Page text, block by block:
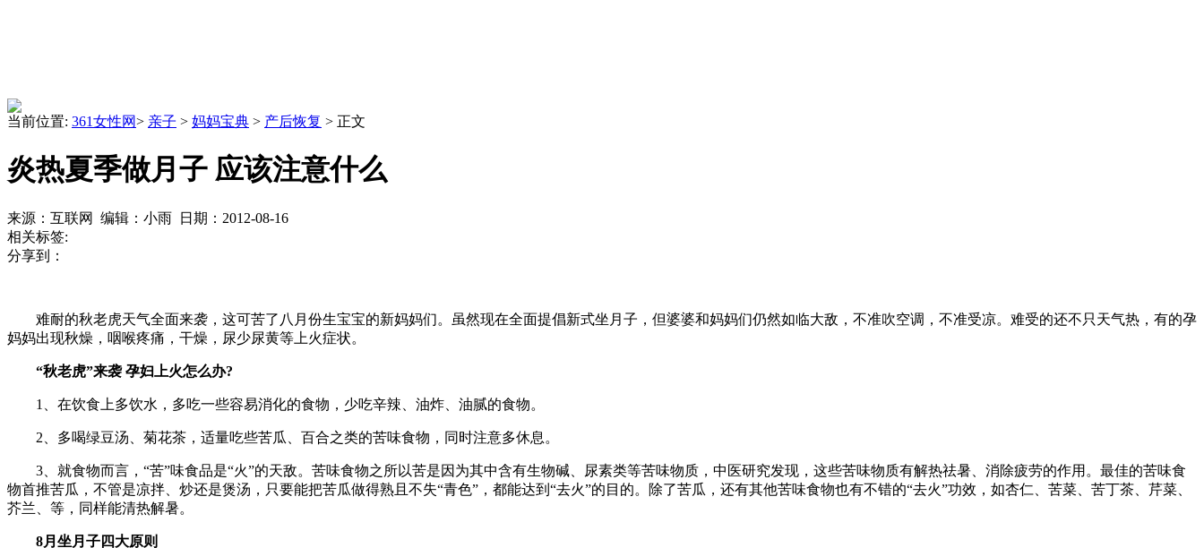
当前位置: 361女性网> 亲子 > 妈妈宝典 > 产后恢复 > 正文
炎热夏季做月子 应该注意什么
来源：互联网 编辑：小雨 日期：2012-08-16
相关标签:
分享到：
难耐的秋老虎天气全面来袭，这可苦了八月份生宝宝的新妈妈们。虽然现在全面提倡新式坐月子，但婆婆和妈妈们仍然如临大敌，不准吹空调，不准受凉。难受的还不只天气热，有的孕
妈妈出现秋燥，咽喉疼痛，干燥，尿少尿黄等上火症状。
“秋老虎”来袭孕妇上火怎么办?
1、在饮食上多饮水，多吃一些容易消化的食物，少吃辛辣、油炸、油腻的食物。
2、多喝绿豆汤、菊花茶，适量吃些苦瓜、百合之类的苦味食物，同时注意多休息。
3、就食物而言，“苦”味食品是“火”的天敌。苦味食物之所以苦是因为其中含有生物碱、尿素类等苦味物质，中医研究发现，这些苦味物质有解热祛暑、消除疲劳的作用。最佳的苦味食
物首推苦瓜，不管是凉拌、炒还是煲汤，只要能把苦瓜做得熟且不失“青色”，都能达到“去火”的目的。除了苦瓜，还有其他苦味食物也有不错的“去火”功效，如杏仁、苦菜、苦丁茶、芹菜、
芥兰、等，同样能清热解暑。
8月坐月子四大原则